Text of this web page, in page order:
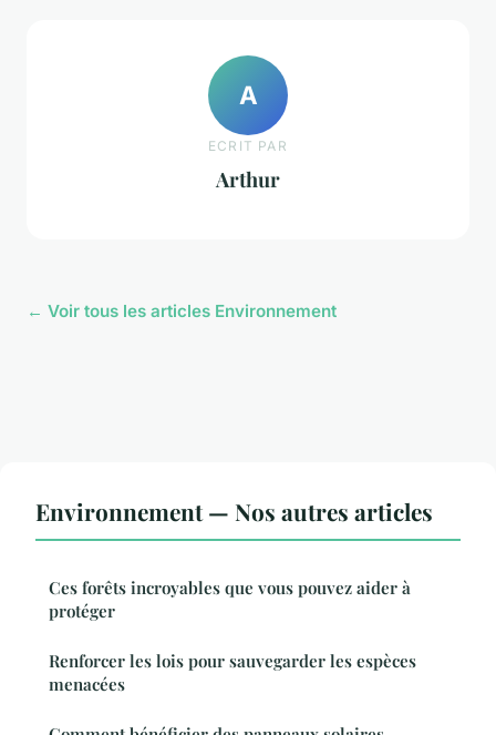
A
ECRIT PAR
Arthur
← Voir tous les articles Environnement
Environnement — Nos autres articles
Ces forêts incroyables que vous pouvez aider à
protéger
Renforcer les lois pour sauvegarder les espèces
menacées